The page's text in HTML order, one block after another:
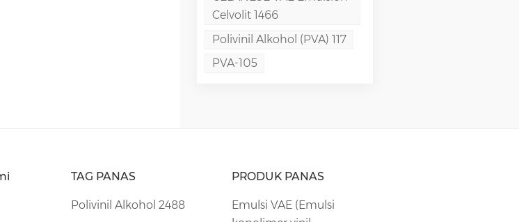
Celvolit 1466
Polivinil Alkohol (PVA) 117
PVA-105
TAG PANAS
Polivinil Alkohol 2488
PRODUK PANAS
Emulsi VAE (Emulsi